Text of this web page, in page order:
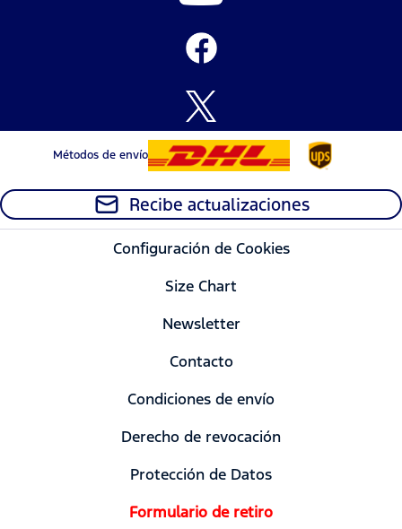
Métodos de envío
Recibe actualizaciones
Configuración de Cookies
Size Chart
Newsletter
Contacto
Condiciones de envío
Derecho de revocación
Protección de Datos
Formulario de retiro